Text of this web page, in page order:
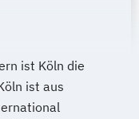
ist Köln die
ist aus